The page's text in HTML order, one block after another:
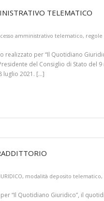
TELEMATICO
amministrativo telematico, regole
per “Il Quotidiano
del Consiglio di Stato del
luglio 2021. […]
, modalità deposito telematico,
“Il Quotidiano Giuridico”, il